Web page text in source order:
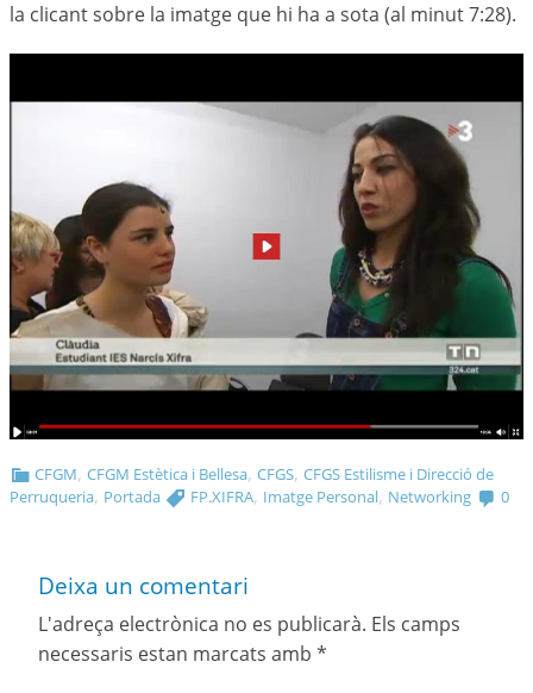
la clicant sobre la imatge que hi ha a sota (al minut 7:28).
CFGM,CFGM Estètica i Bellesa,CFGS,CFGS Estilisme i Direcció de
Perruqueria, Portada FP.XIFRA, Imatge Personal, Networking 0
Deixa un comentari
L'adreça electrònica no es publicarà. Els camps
necessaris estan marcats amb *